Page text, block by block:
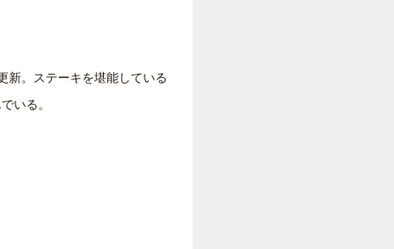
新。ステーキを堪能している
いる。